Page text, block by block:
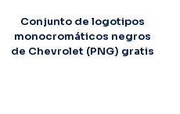
Conjunto de logotipos
monocromáticos negros
de Chevrolet (PNG) gratis